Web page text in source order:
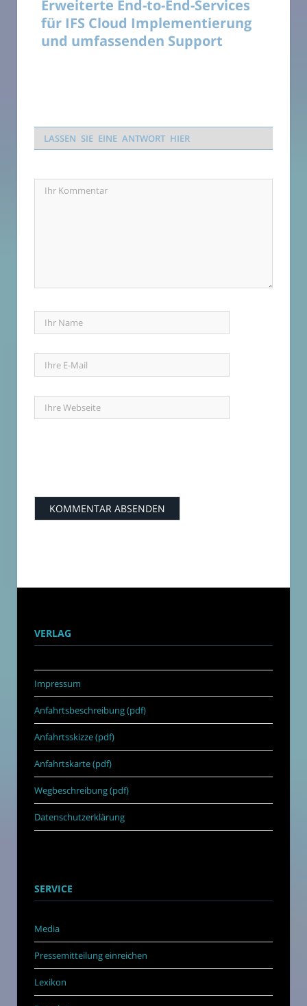
Erweiterte End-to-End-Services
für IFS Cloud Implementierung
und umfassenden Support
LASSEN SIE EINE ANTWORT HIER
VERLAG
Impressum
Anfahrtsbeschreibung (pdf)
Anfahrtsskizze (pdf)
Anfahrtskarte (pdf)
Wegbeschreibung (pdf)
Datenschutzerklärung
SERVICE
Media
Pressemitteilung einreichen
Lexikon